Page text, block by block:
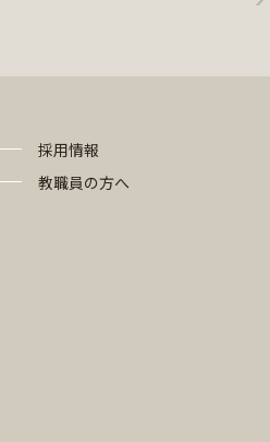
採用情報
教職員の方へ